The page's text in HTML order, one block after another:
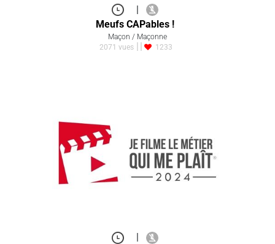
|
Meufs CAPables !
Maçon / Maçonne
2071 vues
1233
|